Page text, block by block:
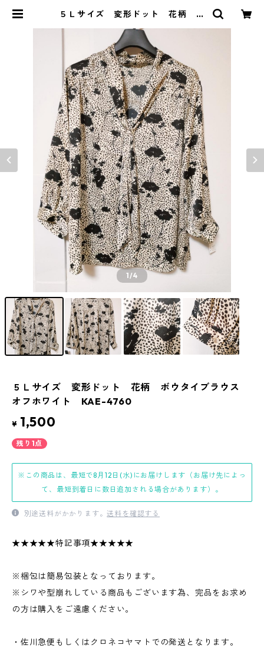
５Ｌサイズ 変形ドット 花柄 ボ
E-4760 | DOLUCK PRODUCE
1/4
５Ｌサイズ 変形ドット 花柄 ボウタイブラウス
オフホワイト KAE-4760
¥ 1,500
残り1点
※この商品は、最短で8月12日(水)にお届けします（お届け先によっ
て、最短到着日に数日追加される場合があります）。
別途送料がかかります。送料を確認する
★★★★★特記事項★★★★★
※梱包は簡易包装となっております。
※シワや型崩れしている商品もございます為、完品をお求め
の方は購入をご遠慮ください。
・佐川急便もしくはクロネコヤマトでの発送となります。